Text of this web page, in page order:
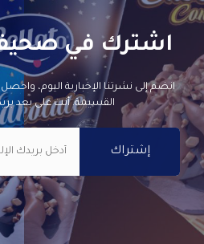
اشترك في
انضم إلى نشرتنا الإخبارية اليوم،
القسيمة. أنت على بعد